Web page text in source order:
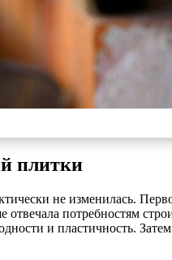
плитки
не изменилась.
отвечала потребностям
и пластичность.